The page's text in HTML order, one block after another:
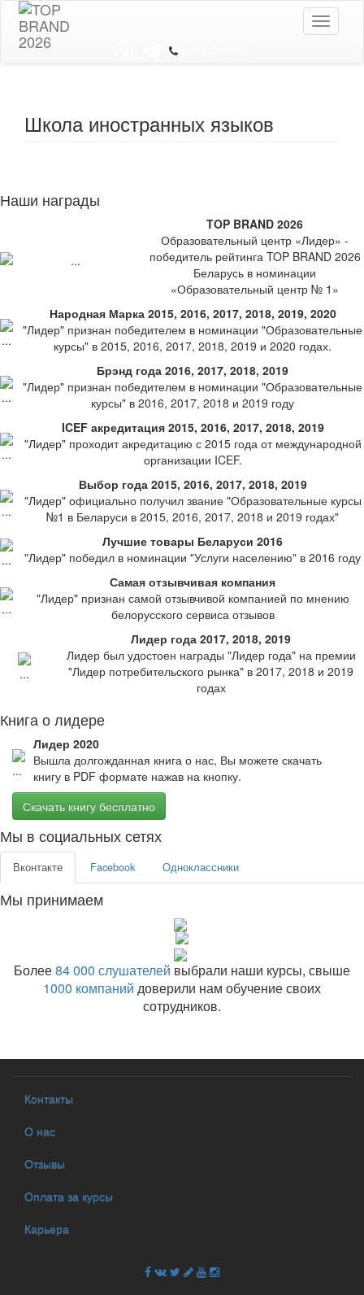
Toggle
Школа иностранных языков
Наши награды
TOP BRAND 2026
Образовательный центр «Лидер» -
победитель рейтинга TOP BRAND 2026
Беларусь в номинации
«Образовательный центр № 1»
Народная Марка 2015, 2016, 2017, 2018, 2019, 2020
"Лидер" признан победителем в номинации "Образовательные
курсы" в 2015, 2016, 2017, 2018, 2019 и 2020 годах.
Брэнд года 2016, 2017, 2018, 2019
"Лидер" признан победителем в номинации "Образовательные
курсы" в 2016, 2017, 2018 и 2019 году
ICEF акредитация 2015, 2016, 2017, 2018, 2019
"Лидер" проходит акредитацию с 2015 года от международной
организации ICEF.
Выбор года 2015, 2016, 2017, 2018, 2019
"Лидер" официально получил звание "Образовательные курсы
№1 в Беларуси в 2015, 2016, 2017, 2018 и 2019 годах"
Лучшие товары Беларуси 2016
"Лидер" победил в номинации "Услуги населению" в 2016 году
Самая отзывчивая компания
"Лидер" признан самой отзывчивой компанией по мнению
белорусского сервиса отзывов
Лидер года 2017, 2018, 2019
Лидер был удостоен награды "Лидер года" на премии
"Лидер потребительского рынка" в 2017, 2018 и 2019
годах
Книга о лидере
Лидер 2020
Вышла долгожданная книга о нас, Вы можете скачать
книгу в PDF формате нажав на кнопку.
Скачать книгу бесплатно
Мы в социальных сетях
Вконтакте Facebook Одноклассники
Мы принимаем
Более84 000 слушателей выбрали наши курсы, свыше
1000 компаний доверили нам обучение своих
сотрудников.
Контакты
О нас
Отзывы
Оплата за курсы
Карьера